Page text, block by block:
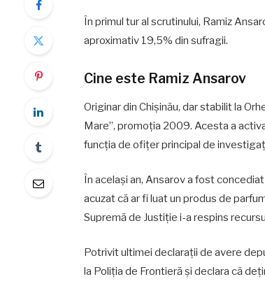
În primul tur al scrutinului, Ramiz
aproximativ 19,5% din sufragii.
Cine este Ramiz Ansarov
Originar din Chișinău, dar stabilit la
Mare”, promoția 2009. Acesta a
funcția de ofițer principal de
În același an, Ansarov a fost
acuzat că ar fi luat un produs de
Supremă de Justiție i-a respins
Potrivit ultimei declarații de avere
la Poliția de Frontieră și declara că